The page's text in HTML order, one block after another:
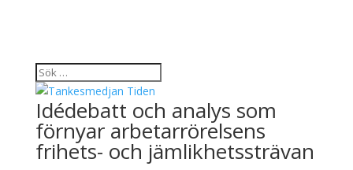
Idédebatt och analys som
förnyar arbetarrörelsens
frihets- och jämlikhetssträvan